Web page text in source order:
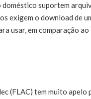
suportem
exigem o download de
usar, em comparação
(FLAC) tem muito apelo